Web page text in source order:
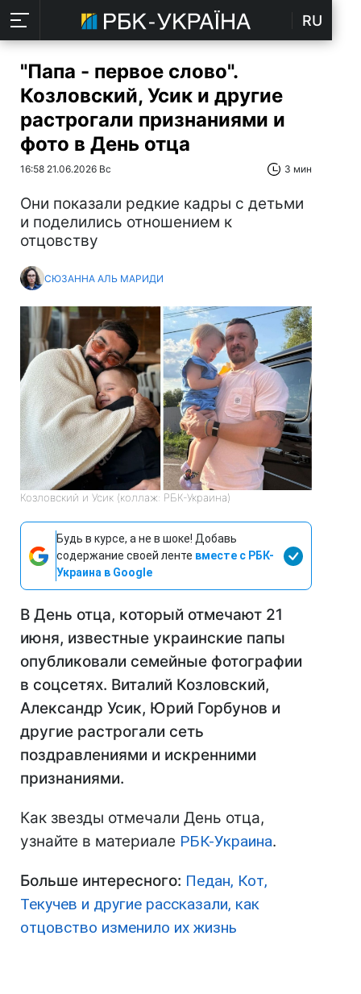
RU
"Папа - первое слово".
Козловский, Усик и другие
растрогали признаниями и
фото в День отца
16:58 21.06.2026 Вс 3 мин
Они показали редкие кадры с детьми
и поделились отношением к
отцовству
СЮЗАННА АЛЬ МАРИДИ
Козловский и Усик (коллаж: РБК-Украина)
Будь в курсе, а не в шоке! Добавь
содержание своей ленте вместе с РБК-
Украина в Google
В День отца, который отмечают 21
июня, известные украинские папы
опубликовали семейные фотографии
в соцсетях. Виталий Козловский,
Александр Усик, Юрий Горбунов и
другие растрогали сеть
поздравлениями и искренними
признаниями.
Как звезды отмечали День отца,
узнайте в материале РБК-Украина.
Больше интересного: Педан, Кот,
Текучев и другие рассказали, как
отцовство изменило их жизнь